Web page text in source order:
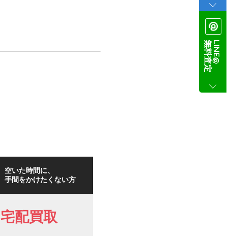
LINE@
無料査定
空いた時間に、
手間をかけたくない方
宅配買取